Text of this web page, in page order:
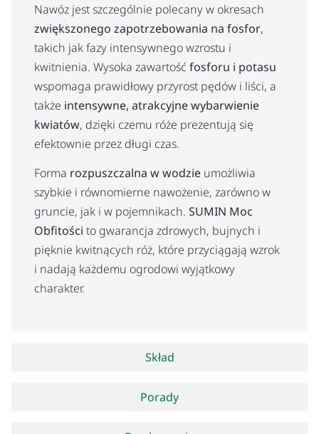
Skład
Porady
Nawóz jest szczególnie polecany w okresach
zwiększonego zapotrzebowania na fosfor,
takich jak fazy intensywnego wzrostu i
kwitnienia. Wysoka zawartość fosforu i potasu
wspomaga prawidłowy przyrost pędów i liści, a
także intensywne, atrakcyjne wybarwienie
kwiatów, dzięki czemu róże prezentują się
efektownie przez długi czas.
Forma rozpuszczalna w wodzie umożliwia
szybkie i równomierne nawożenie, zarówno w
gruncie, jak i w pojemnikach. SUMIN Moc
Obfitości to gwarancja zdrowych, bujnych i
pięknie kwitnących róż, które przyciągają wzrok
i nadają każdemu ogrodowi wyjątkowy
charakter.